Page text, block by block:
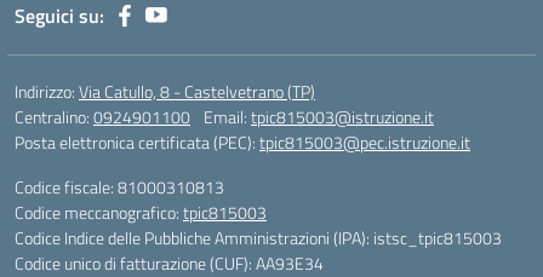
Seguici su:
Indirizzo:Via Catullo, 8 - Castelvetrano (TP)
Centralino:0924901100 Email:tpic815003@istruzione.it
Posta elettronica certificata (PEC):tpic815003@pec.istruzione.it
Codice fiscale: 81000310813
Codice meccanografico:tpic815003
Codice Indice delle Pubbliche Amministrazioni (IPA): istsc_tpic815003
Codice unico di fatturazione (CUF): AA93E34